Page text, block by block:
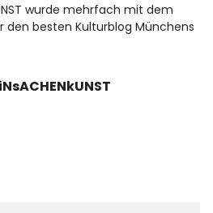
wurde mehrfach mit dem
den besten Kulturblog Münchens